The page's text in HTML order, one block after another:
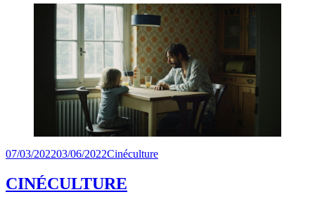
Veröffentlicht
07/03/202203/06/2022Kategorien
Cinéculture
CINÉCULTURE